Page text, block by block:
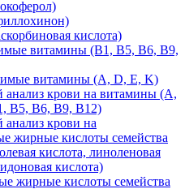
кислота)
витамины (B1, B5, B6, В9,
витамины (A, D, E, K)
крови на витамины (A,
B5, B6, В9, B12)
крови на
жирные кислоты семейства
кислота, линоленовая
кислота)
жирные кислоты семейства